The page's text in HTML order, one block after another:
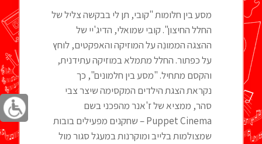
מסע בין חלומות "קובי, תן לי בבקשה צליל של
החלל החיצון". קובי שמואלי, הדיג'יי של
ההצגה הממונֵה על המוזיקה והאפקטים, לוחץ
על כפתור. החלל מתמלא במוזיקה עתידנית,
והקסם מתחיל. "מסע בין חלמונים", כך
נקראת הצגת הילדים המקסימה שיצר צבי
סהר, ממציא של ז'אנר מהפכני בשם
Puppet Cinema – שחקנים מפעילים בובות
שמצולמות בלייב ומוקרנות במעגל סגור מול